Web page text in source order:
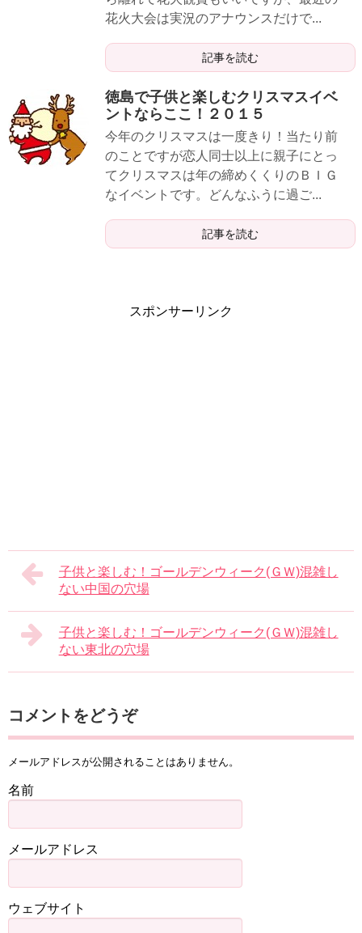
花火大会は実況のアナウンスだけで...
記事を読む
徳島で子供と楽しむクリスマスイベ
ントならここ！２０１５
今年のクリスマスは一度きり！当たり前
のことですが恋人同士以上に親子にとっ
てクリスマスは年の締めくくりのＢＩＧ
なイベントです。どんなふうに過ご...
記事を読む
スポンサーリンク
子供と楽しむ！ゴールデンウィーク(ＧＷ)混雑し
ない中国の穴場
子供と楽しむ！ゴールデンウィーク(ＧＷ)混雑し
ない東北の穴場
コメントをどうぞ
メールアドレスが公開されることはありません。
名前
メールアドレス
ウェブサイト